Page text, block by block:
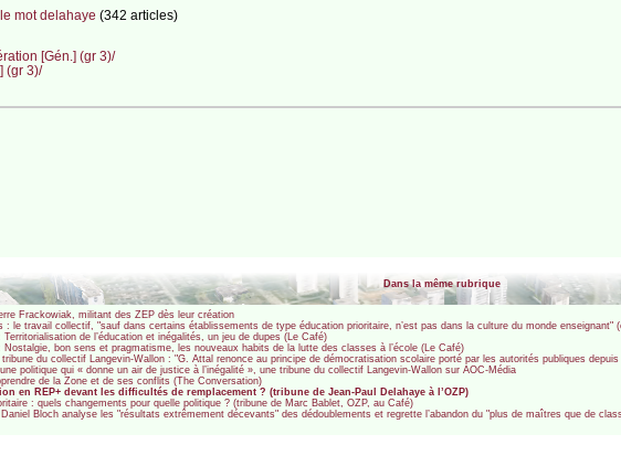
mot delahaye (342 articles)
[Gén.] (gr 3)/
(gr 3)/
Dans la même rubrique
Frackowiak, militant des ZEP dès leur création
: le travail collectif, "sauf dans certains établissements de type éducation prioritaire, n’est pas dans la culture du monde enseignant"
de l’éducation et inégalités, un jeu de dupes (Le Café)
Nostalgie, bon sens et pragmatisme, les nouveaux habits de la lutte des classes à l’école (Le Café)
du collectif Langevin-Wallon : "G. Attal renonce au principe de démocratisation scolaire porté par les autorités publiques depuis
politique qui « donne un air de justice à l’inégalité », une tribune du collectif Langevin-Wallon sur AOC-Média
de la Zone et de ses conflits (The Conversation)
en REP+ devant les difficultés de remplacement ? (tribune de Jean-Paul Delahaye à l’OZP)
: quels changements pour quelle politique ? (tribune de Marc Bablet, OZP, au Café)
Daniel Bloch analyse les "résultats extrêmement décevants" des dédoublements et regrette l’abandon du "plus de maîtres que de